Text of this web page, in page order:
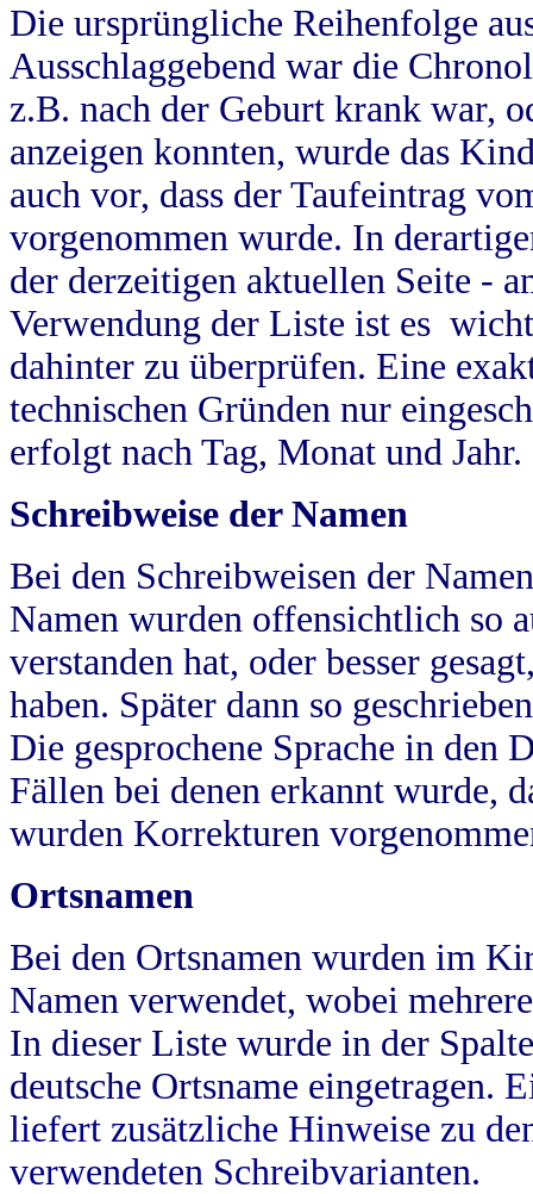
Die ursprüngliche Reihenfolge
Ausschlaggebend war die
z.B. nach der Geburt krank war,
anzeigen konnten, wurde das
auch vor, dass der Taufeintrag
vorgenommen wurde. In
der derzeitigen aktuellen Seite -
Verwendung der Liste ist es
dahinter zu überprüfen. Eine
technischen Gründen nur
erfolgt nach Tag, Monat und Jahr.
Schreibweise der Namen
Bei den Schreibweisen der
Namen wurden offensichtlich so
verstanden hat, oder besser
haben. Später dann so
Die gesprochene Sprache in
Fällen bei denen erkannt wurde,
wurden Korrekturen
Ortsnamen
Bei den Ortsnamen wurden im
Namen verwendet, wobei
In dieser Liste wurde in der
deutsche Ortsname eingetragen.
liefert zusätzliche Hinweise zu
verwendeten Schreibvarianten.